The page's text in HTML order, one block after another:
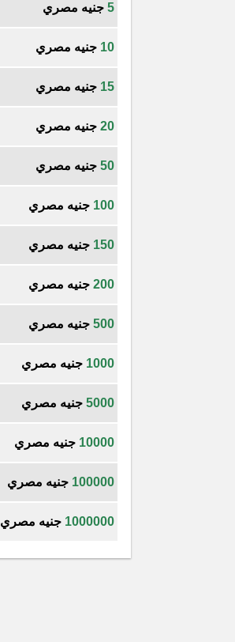
5 جنيه مصري
10 جنيه مصري
15 جنيه مصري
20 جنيه مصري
50 جنيه مصري
100 جنيه مصري
150 جنيه مصري
200 جنيه مصري
500 جنيه مصري
1000 جنيه مصري
5000 جنيه مصري
10000 جنيه مصري
100000 جنيه مصري
1000000 جنيه مصري